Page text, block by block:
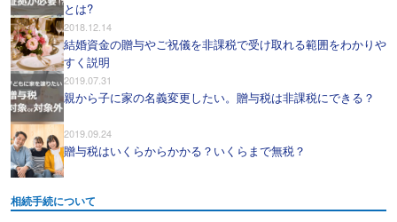
とは?
2018.12.14
結婚資金の贈与やご祝儀を非課税で受け取れる範囲をわかりや
すく説明
2019.07.31
親から子に家の名義変更したい。贈与税は非課税にできる？
2019.09.24
贈与税はいくらからかかる？いくらまで無税？
相続手続について